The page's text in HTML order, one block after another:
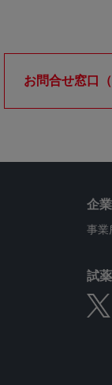
お問合せ窓口
企
事業
試